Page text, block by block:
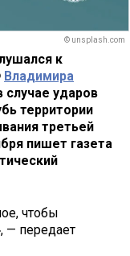
© unsplash.com
к
Владимира
случае ударов
территории
третьей
пишет газета
чтобы
— передает